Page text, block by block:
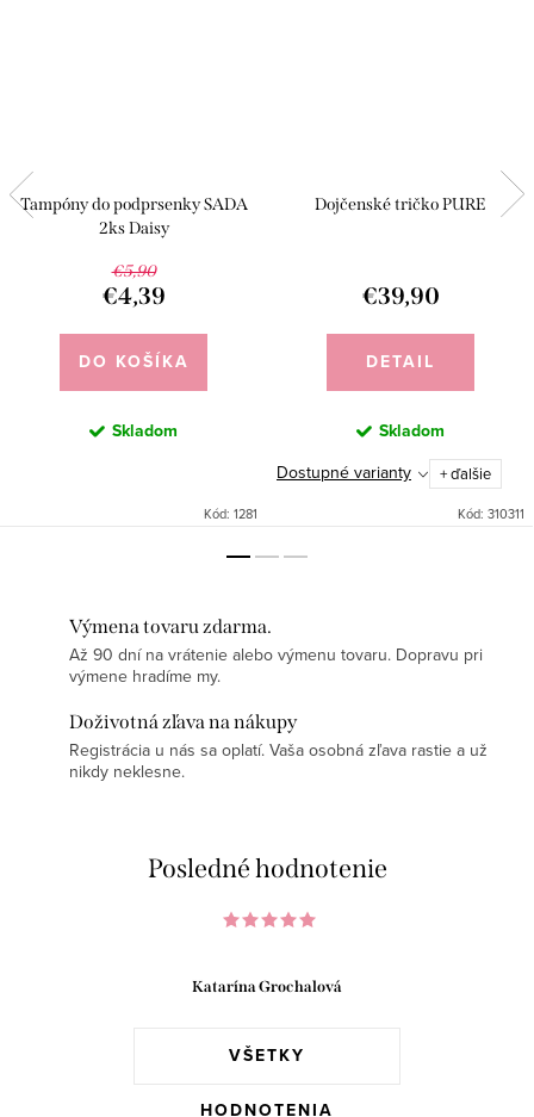
Tampóny do podprsenky SADA
2ks Daisy
€5,90
€4,39
DO KOŠÍKA
Skladom
Kód: 1281
Dojčenské tričko PURE
€39,90
DETAIL
Skladom
Dostupné varianty + ďalšie
Kód: 310311
Výmena tovaru zdarma.
Až 90 dní na vrátenie alebo výmenu tovaru. Dopravu pri
výmene hradíme my.
Doživotná zľava na nákupy
Registrácia u nás sa oplatí. Vaša osobná zľava rastie a už
nikdy neklesne.
Posledné hodnotenie
VŠETKY
HODNOTENIA
Katarína Grochalová